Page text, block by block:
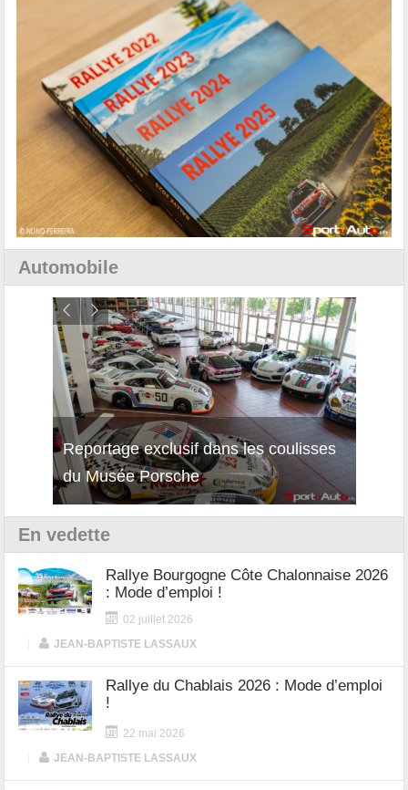
Automobile
Reportage exclusif dans les coulisses
du Musée Porsche
En vedette
Rallye Bourgogne Côte Chalonnaise 2026
: Mode d’emploi !
02 juillet 2026
JEAN-BAPTISTE LASSAUX
Rallye du Chablais 2026 : Mode d’emploi
!
22 mai 2026
JEAN-BAPTISTE LASSAUX